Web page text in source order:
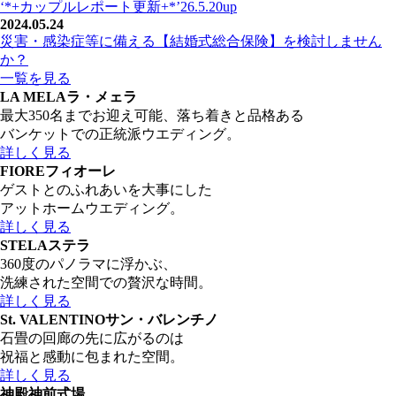
‘*+カップルレポート更新+*’26.5.20up
2024.05.24
災害・感染症等に備える【結婚式総合保険】を検討しません
か？
一覧を見る
LA MELAラ・メェラ
最大350名までお迎え可能、落ち着きと品格ある
バンケットでの正統派ウエディング。
詳しく見る
FIOREフィオーレ
ゲストとのふれあいを大事にした
アットホームウエディング。
詳しく見る
STELAステラ
360度のパノラマに浮かぶ、
洗練された空間での贅沢な時間。
詳しく見る
St. VALENTINOサン・バレンチノ
石畳の回廊の先に広がるのは
祝福と感動に包まれた空間。
詳しく見る